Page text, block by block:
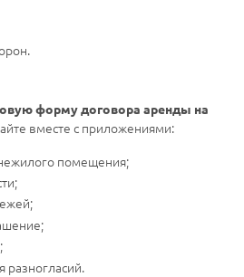
форму договора аренды на
вместе с приложениями:
помещения;
разногласий.